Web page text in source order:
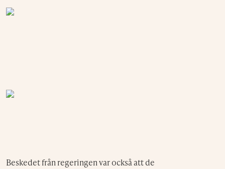
Beskedet från regeringen var också att de